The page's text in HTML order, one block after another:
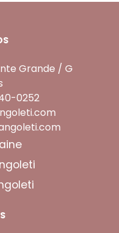
Grande / G
0252